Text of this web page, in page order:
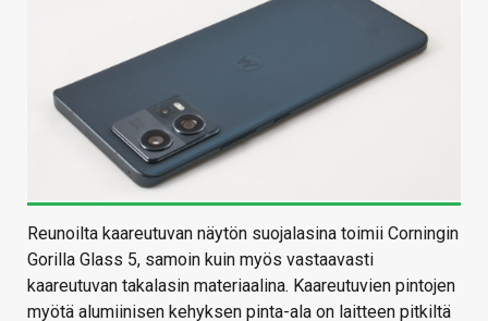
Reunoilta kaareutuvan näytön suojalasina toimii Corningin
Gorilla Glass 5, samoin kuin myös vastaavasti
kaareutuvan takalasin materiaalina. Kaareutuvien pintojen
myötä alumiinisen kehyksen pinta-ala on laitteen pitkiltä